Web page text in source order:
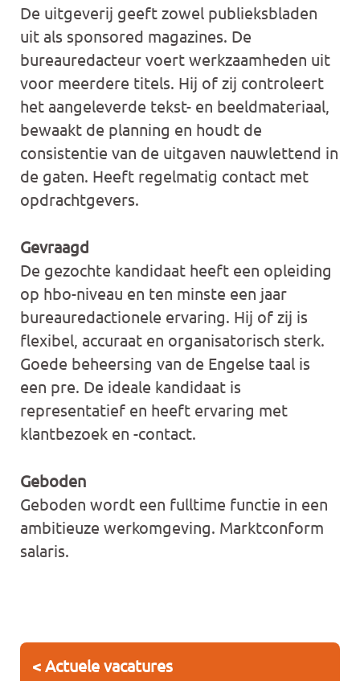
De uitgeverij geeft zowel publieksbladen
uit als sponsored magazines. De
bureauredacteur voert werkzaamheden uit
voor meerdere titels. Hij of zij controleert
het aangeleverde tekst- en beeldmateriaal,
bewaakt de planning en houdt de
consistentie van de uitgaven nauwlettend in
de gaten. Heeft regelmatig contact met
opdrachtgevers.
Gevraagd
De gezochte kandidaat heeft een opleiding
op hbo-niveau en ten minste een jaar
bureauredactionele ervaring. Hij of zij is
flexibel, accuraat en organisatorisch sterk.
Goede beheersing van de Engelse taal is
een pre. De ideale kandidaat is
representatief en heeft ervaring met
klantbezoek en -contact.
Geboden
Geboden wordt een fulltime functie in een
ambitieuze werkomgeving. Marktconform
salaris.
< Actuele vacatures